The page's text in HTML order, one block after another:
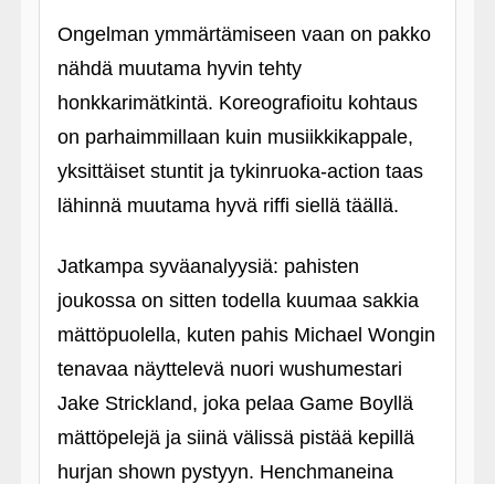
Ongelman ymmärtämiseen vaan on pakko
nähdä muutama hyvin tehty
honkkarimätkintä. Koreografioitu kohtaus
on parhaimmillaan kuin musiikkikappale,
yksittäiset stuntit ja tykinruoka-action taas
lähinnä muutama hyvä riffi siellä täällä.
Jatkampa syväanalyysiä: pahisten
joukossa on sitten todella kuumaa sakkia
mättöpuolella, kuten pahis Michael Wongin
tenavaa näyttelevä nuori wushumestari
Jake Strickland, joka pelaa Game Boyllä
mättöpelejä ja siinä välissä pistää kepillä
hurjan shown pystyyn. Henchmaneina